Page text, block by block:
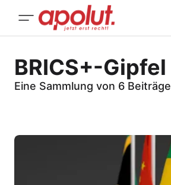
BRICS+-Gipfel
Eine Sammlung von 6 Beiträge